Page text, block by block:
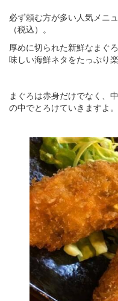
必ず頼む方が多い人気メニ
（税込）。
厚めに切られた新鮮なまぐ
味しい海鮮ネタをたっぷり楽
まぐろは赤身だけでなく、
の中でとろけていきますよ。